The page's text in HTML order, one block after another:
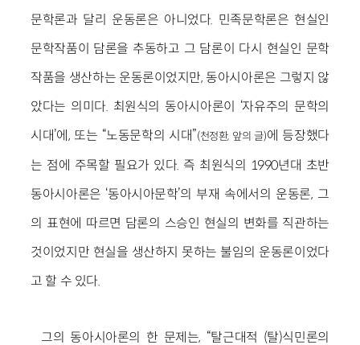
문학론과 달리 운동론은 아니었다. 민족문학론은 현실인
문학작품이 담론을 추동하고 그 담론이 다시 현실인 문학
작품을 생산하는 운동론이었지만, 동아시아론은 그렇지 않
았다는 의미다. 최원식의 동아시아론이 ‘자유주의 문학의
시대’에, 또는 “노동문학의 시대”(천정환, 앞의 글)에 등장했다
는 점에 주목할 필요가 있다. 즉 최원식의 1990년대 초반
동아시아론은 ‘동아시아문학’의 부재 속에서의 운동론, 그
의 표현에 따르면 담론의 스승인 현실의 변화를 직관하는
것이었지만 현실을 생산하지 못하는 불임의 운동론이었다
고 할 수 있다.
그의 동아시아론의 한 문제는, “탈근대적 (탈)식민론의